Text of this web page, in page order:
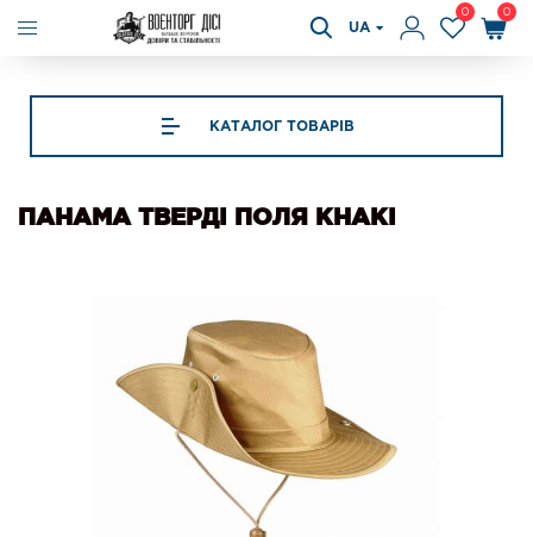
UA
0 0
КАТАЛОГ ТОВАРІВ
ПАНАМА ТВЕРДІ ПОЛЯ KHAKI